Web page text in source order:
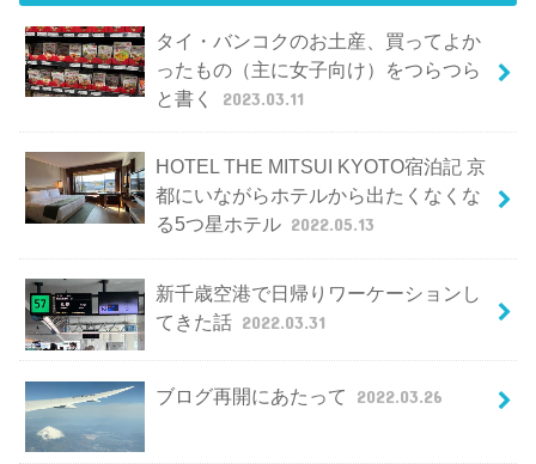
タイ・バンコクのお土産、買ってよか
ったもの（主に女子向け）をつらつら
と書く
2023.03.11
HOTEL THE MITSUI KYOTO宿泊記 京
都にいながらホテルから出たくなくな
る5つ星ホテル 2022.05.13
新千歳空港で日帰りワーケーションし
てきた話 2022.03.31
ブログ再開にあたって 2022.03.26